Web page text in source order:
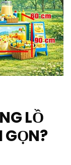
LỒ
GỌN?